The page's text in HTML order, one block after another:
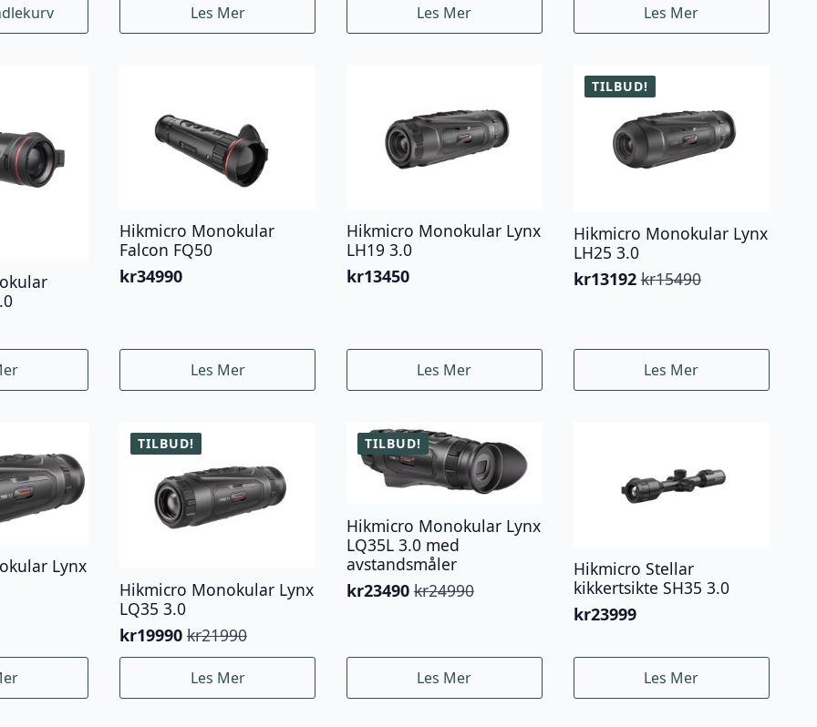
Les Mer Les Mer Les Mer
Hikmicro Monokular
Falcon FQ50
kr34990
Les Mer
Hikmicro Monokular Lynx
LH19 3.0
kr13450
Les Mer
TILBUD!
Hikmicro Monokular Lynx
LH25 3.0
kr15490
Opprinnelig
kr15490.
kr13192
Nåværende
kr13192.
Les Mer
Lynx
TILBUD!
Hikmicro Monokular Lynx
LQ35 3.0
kr21990
Opprinnelig
pris
kr21990.
kr19990
Nåværende
pris
kr19990.
Les Mer
TILBUD!
Hikmicro Monokular Lynx
LQ35L 3.0 med
avstandsmåler
kr24990
Opprinnelig
kr24990.
kr23490
Nåværende
kr23490.
Les Mer
Hikmicro Stellar
kikkertsikte SH35 3.0
kr23999
Les Mer